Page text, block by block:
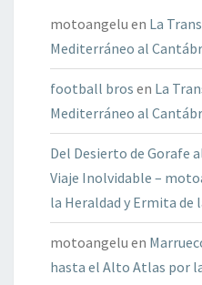
motoangelu en La
Mediterráneo al
football bros en La
Mediterráneo al
Del Desierto de Gorafe
Viaje Inolvidable –
la Heraldad y Ermita de
motoangelu en
hasta el Alto Atlas por